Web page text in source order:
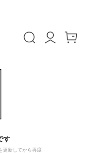
す
更新してから再度